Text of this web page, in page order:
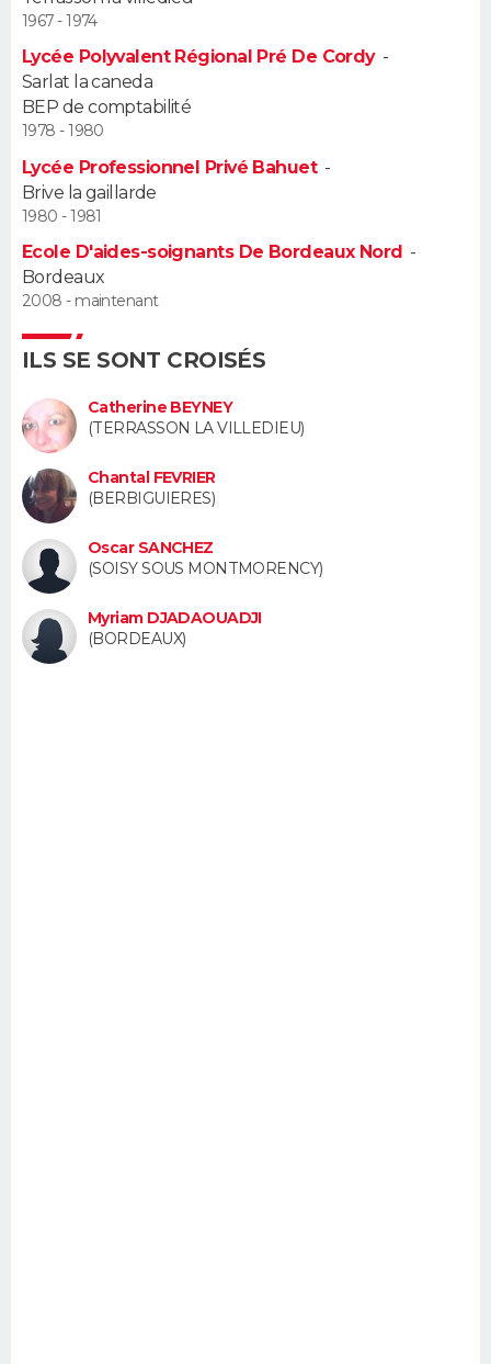
VOYAGE
PHOTO
BONS PLANS
CARTE DE VOEUX
Carte de Noël
Carte Bonne année
Carte Saint-Valentin
Carte Pâques
Carte d'anniversaire
DICTIONNAIRE
Dictionnaire
Biographies
Citations
Expressions
Proverbes
PROGRAMME TV
COPAINS D'AVANT
S'inscrire
Se connecter
Lycées
Collèges
Primaires
Universités
Entreprises
Service militaire
Avis de recherche
FORUM
Bricolage
Lifestyle
Culture
Sport
Auto
Television
Voyage
Cinema
1967 - 1974
Lycée Polyvalent Régional Pré De Cordy-
Sarlat la caneda
BEP de comptabilité
1978 - 1980
Lycée Professionnel Privé Bahuet-
Brive la gaillarde
1980 - 1981
Ecole D'aides-soignants De Bordeaux Nord -
Bordeaux
2008 - maintenant
ILS SE SONT CROISÉS
Catherine BEYNEY
(TERRASSON LA VILLEDIEU)
Chantal FEVRIER
(BERBIGUIERES)
Oscar SANCHEZ
(SOISY SOUS MONTMORENCY)
Myriam DJADAOUADJI
(BORDEAUX)